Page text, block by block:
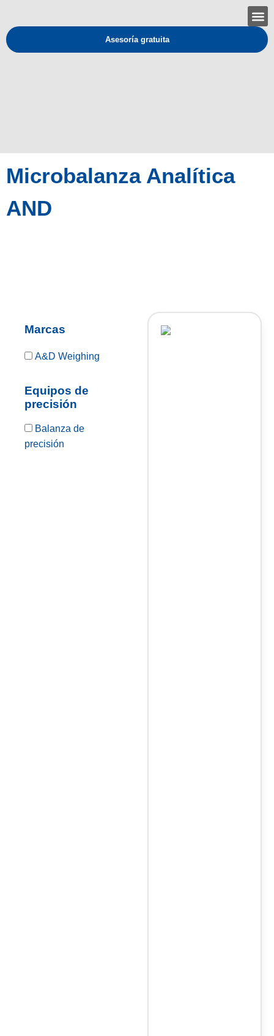
Asesoría gratuita
Microbalanza Analítica
AND
Marcas
A&D Weighing
Equipos de
precisión
Balanza de
precisión